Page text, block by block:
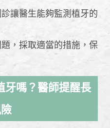
讓醫生能夠監測植牙的
，採取適當的措施，保
牙嗎？醫師提醒長